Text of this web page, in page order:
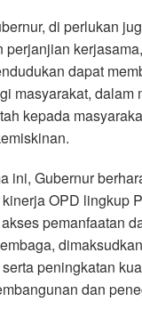
di perlukan
dapat
masyarakat, dalam
kepada
ini, Gubernur
OPD lingkup
pemanfaatan
peningkatan
dan